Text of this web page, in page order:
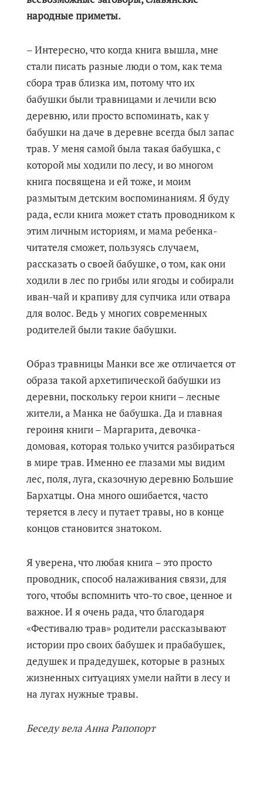
народные приметы.
– Интересно, что когда книга вышла, мне
стали писать разные люди о том, как тема
сбора трав близка им, потому что их
бабушки были травницами и лечили всю
деревню, или просто вспоминать, как у
бабушки на даче в деревне всегда был запас
трав. У меня самой была такая бабушка, с
которой мы ходили по лесу, и во многом
книга посвящена и ей тоже, и моим
размытым детским воспоминаниям. Я буду
рада, если книга может стать проводником к
этим личным историям, и мама ребенка-
читателя сможет, пользуясь случаем,
рассказать о своей бабушке, о том, как они
ходили в лес по грибы или ягоды и собирали
иван-чай и крапиву для супчика или отвара
для волос. Ведь у многих современных
родителей были такие бабушки.
Образ травницы Манки все же отличается от
образа такой архетипической бабушки из
деревни, поскольку герои книги – лесные
жители, а Манка не бабушка. Да и главная
героиня книги – Маргарита, девочка-
домовая, которая только учится разбираться
в мире трав. Именно ее глазами мы видим
лес, поля, луга, сказочную деревню Большие
Бархатцы. Она много ошибается, часто
теряется в лесу и путает травы, но в конце
концов становится знатоком.
Я уверена, что любая книга – это просто
проводник, способ налаживания связи, для
того, чтобы вспомнить что-то свое, ценное и
важное. И я очень рада, что благодаря
«Фестивалю трав» родители рассказывают
истории про своих бабушек и прабабушек,
дедушек и прадедушек, которые в разных
жизненных ситуациях умели найти в лесу и
на лугах нужные травы.
Беседу вела Анна Рапопорт